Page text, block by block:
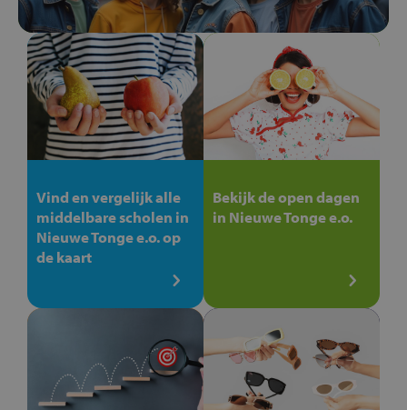
Vind en vergelijk alle
middelbare scholen in
Nieuwe Tonge e.o. op
de kaart
Bekijk de open dagen
in Nieuwe Tonge e.o.